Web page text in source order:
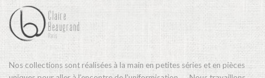
Nos collections sont réalisées à la main en petites séries et en pièces